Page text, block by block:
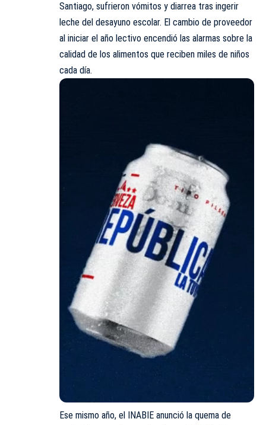
Santiago, sufrieron vómitos y diarrea tras ingerir
leche del desayuno escolar. El cambio de proveedor
al iniciar el año lectivo encendió las alarmas sobre la
calidad de los alimentos que reciben miles de niños
cada día.
Ese mismo año, el INABIE anunció la quema de